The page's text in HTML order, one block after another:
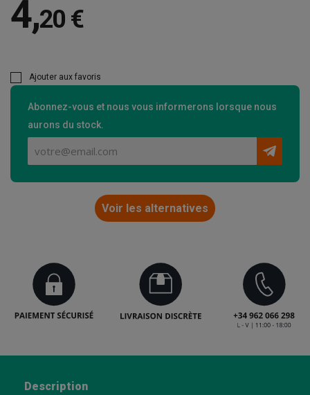
4,20 €
Ajouter aux favoris
Abonnez-vous et nous vous informerons lorsque nous
aurons du stock.
Voir les alternatives
Description